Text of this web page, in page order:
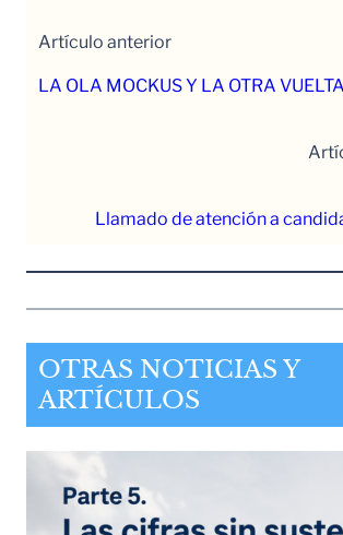
Artículo anterior
LA OLA MOCKUS Y LA OTRA VUELTA
Llamado de atención a
OTRAS NOTICIAS Y
ARTÍCULOS